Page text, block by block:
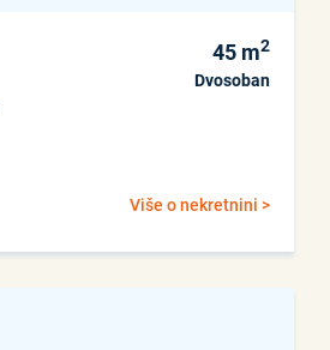
45 m2
Dvosoban
Više o nekretnini >